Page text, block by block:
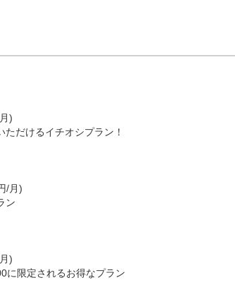
)
だけるイチオシプラン！
/月)
ン
)
に限定されるお得なプラン